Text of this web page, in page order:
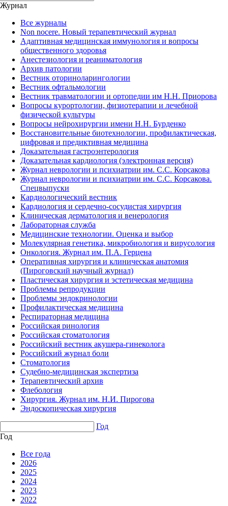
Журнал
Все журналы
Non nocere. Новый терапевтический журнал
Адаптивная медицинская иммунология и вопросы
общественного здоровья
Анестезиология и реаниматология
Архив патологии
Вестник оториноларингологии
Вестник офтальмологии
Вестник травматологии и ортопедии им Н.Н. Приорова
Вопросы курортологии, физиотерапии и лечебной
физической культуры
Вопросы нейрохирургии имени Н.Н. Бурденко
Восстановительные биотехнологии, профилактическая,
цифровая и предиктивная медицина
Доказательная гастроэнтерология
Доказательная кардиология (электронная версия)
Журнал неврологии и психиатрии им. С.С. Корсакова
Журнал неврологии и психиатрии им. С.С. Корсакова.
Спецвыпуски
Кардиологический вестник
Кардиология и сердечно-сосудистая хирургия
Клиническая дерматология и венерология
Лабораторная служба
Медицинские технологии. Оценка и выбор
Молекулярная генетика, микробиология и вирусология
Онкология. Журнал им. П.А. Герцена
Оперативная хирургия и клиническая анатомия
(Пироговский научный журнал)
Пластическая хирургия и эстетическая медицина
Проблемы репродукции
Проблемы эндокринологии
Профилактическая медицина
Респираторная медицина
Российская ринология
Российская стоматология
Российский вестник акушера-гинеколога
Российский журнал боли
Стоматология
Судебно-медицинская экспертиза
Терапевтический архив
Флебология
Хирургия. Журнал им. Н.И. Пирогова
Эндоскопическая хирургия
Год
Год
Все года
2026
2025
2024
2023
2022